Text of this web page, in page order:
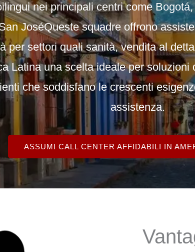
nei principali centri come
JoséQueste squadre offrono
per settori qualisanità, vendita al
Latina una scelta ideale persoluzioni
che soddisfano le crescenti
assistenza.
ASSUMI CALL CENTER AFFIDABILI IN